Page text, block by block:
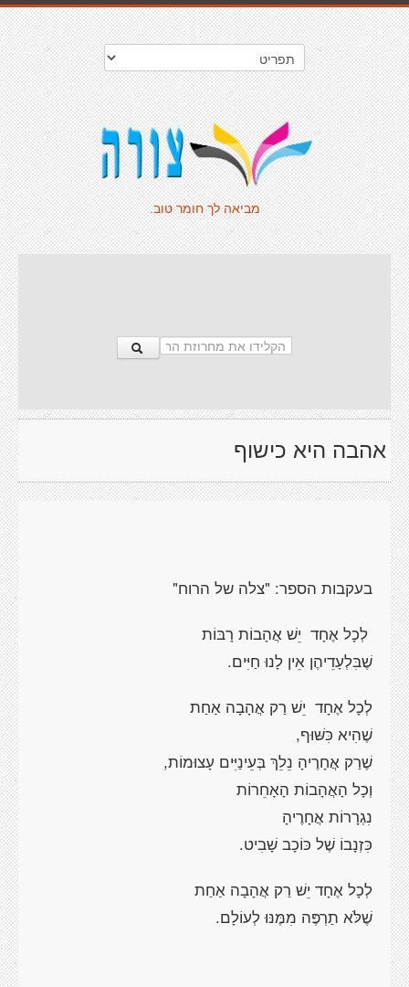
מביאה לך חומר טוב.
אהבה היא כישוף
בעקבות הספר: "צלה של הרוח"
לְכָל אֶחָד יֵשׁ אֲהָבוֹת רָבּוֹת
שֶׁבִּלְעָדֵיהֶן אֵין לָנוּ חַיִּים.
לְכָל אֶחָד יֵשׁ רַק אֲהָבָה אַחַת
שֶׁהִיא כִּשּׁוּף,
שֶׁרַק אֲחָרֶיהָ נֵלֵךְ בְּעֵינַיִּים עָצוּמוֹת,
וְכָל הָאֲהָבוֹת הָאָחֵרוֹת
נִגְרָרוֹת אֲחָרֶיהָ
כִּזְנָבוֹ שֶׁל כּוֹכָב שָׁבִיט.
לְכָל אֶחָד יֵשׁ רַק אֲהָבָה אַחַת
שֶׁלֹּא תַרְפֶּה מִמֶּנּוּ לְעוֹלָם.